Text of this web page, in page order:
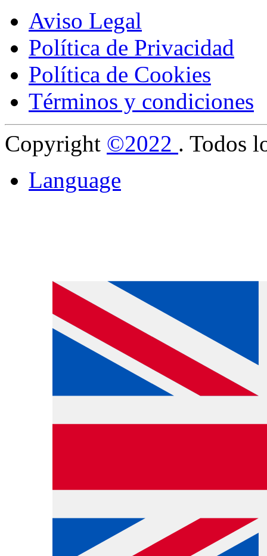
Aviso Legal
Política de Privacidad
Política de Cookies
Términos y condiciones
Copyright ©2022 . Todos
Language